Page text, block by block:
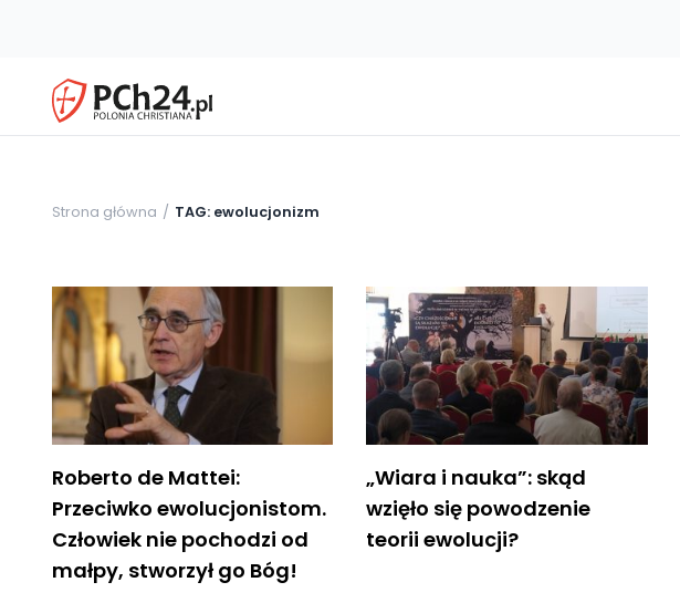
Strona główna TAG: ewolucjonizm
Roberto de Mattei:
Przeciwko ewolucjonistom.
Człowiek nie pochodzi od
małpy, stworzył go Bóg!
„Wiara i nauka”: skąd
wzięło się powodzenie
teorii ewolucji?